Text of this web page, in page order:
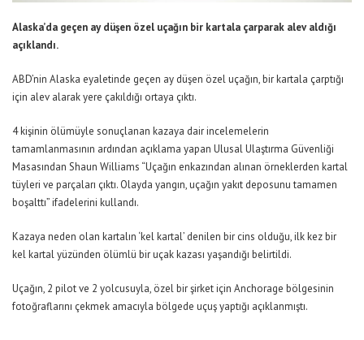
Alaska’da geçen ay düşen özel uçağın bir kartala çarparak alev aldığı
açıklandı.
ABD’nin Alaska eyaletinde geçen ay düşen özel uçağın, bir kartala çarptığı
için alev alarak yere çakıldığı ortaya çıktı.
4 kişinin ölümüyle sonuçlanan kazaya dair incelemelerin
tamamlanmasının ardından açıklama yapan Ulusal Ulaştırma Güvenliği
Masasından Shaun Williams “Uçağın enkazından alınan örneklerden kartal
tüyleri ve parçaları çıktı. Olayda yangın, uçağın yakıt deposunu tamamen
boşalttı” ifadelerini kullandı.
Kazaya neden olan kartalın ‘kel kartal’ denilen bir cins olduğu, ilk kez bir
kel kartal yüzünden ölümlü bir uçak kazası yaşandığı belirtildi.
Uçağın, 2 pilot ve 2 yolcusuyla, özel bir şirket için Anchorage bölgesinin
fotoğraflarını çekmek amacıyla bölgede uçuş yaptığı açıklanmıştı.